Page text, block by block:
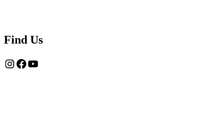
Find Us
Instagram
Facebook
YouTube